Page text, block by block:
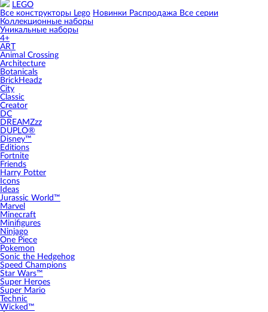
LEGO
Все конструкторы Lego Новинки Распродажа Все серии
Коллекционные наборы
Уникальные наборы
4+
ART
Animal Crossing
Architecture
Botanicals
BrickHeadz
City
Classic
Creator
DC
DREAMZzz
DUPLO®
Disney™
Editions
Fortnite
Friends
Harry Potter
Icons
Ideas
Jurassic World™
Marvel
Minecraft
Minifigures
Ninjago
One Piece
Pokemon
Sonic the Hedgehog
Speed Champions
Star Wars™
Super Heroes
Super Mario
Technic
Wicked™